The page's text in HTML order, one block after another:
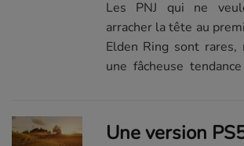
Les PNJ qui ne
arracher la tête au
Elden Ring sont rares,
une fâcheuse